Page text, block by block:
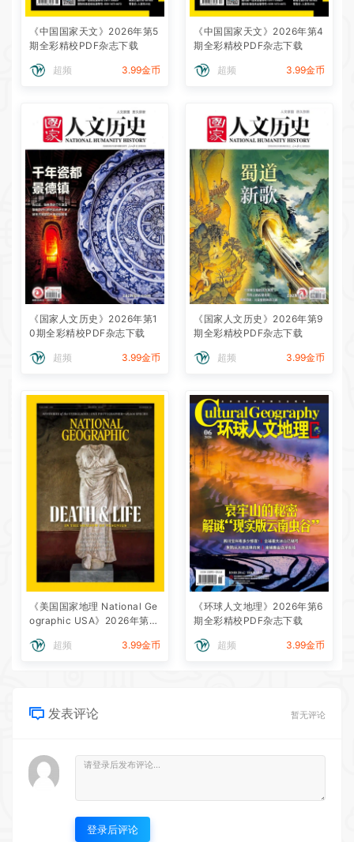
《中国国家天文》2026年第5
期全彩精校PDF杂志下载
超频 3.99金币
《中国国家天文》2026年第4
期全彩精校PDF杂志下载
超频 3.99金币
《国家人文历史》2026年第1
0期全彩精校PDF杂志下载
超频 3.99金币
《国家人文历史》2026年第9
期全彩精校PDF杂志下载
超频 3.99金币
《美国国家地理 National Ge
ographic USA》2026年第8
超频
3.99金币
《环球人文地理》2026年第6
期全彩精校PDF杂志下载
超频 3.99金币
发表评论 暂无评论
登录后评论